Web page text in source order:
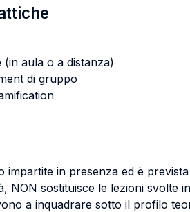
(in aula o a distanza)
di gruppo
impartite in presenza ed è
NON sostituisce le lezioni
a inquadrare sotto il profilo